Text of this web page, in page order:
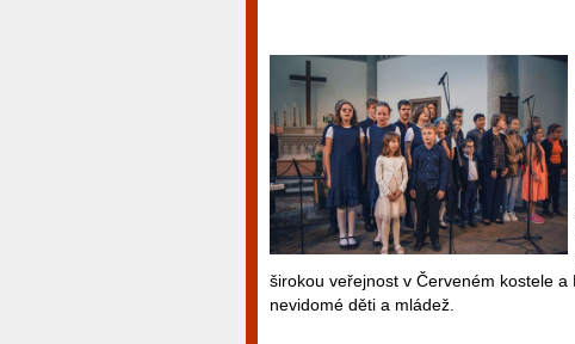
širokou veřejnost v Červeném kostele
nevidomé děti a mládež.